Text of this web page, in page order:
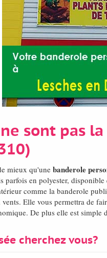
sont pas
mieux qu'une banderole
en polyester,
comme la banderole
Elle vous permettra de
De plus elle est
cherchez vous?